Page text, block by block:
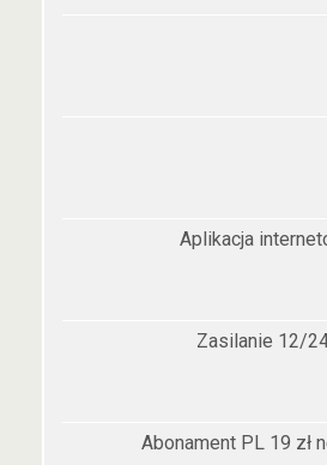
Aplikacja
Zasilanie 12/
Abonament PL 19 zł